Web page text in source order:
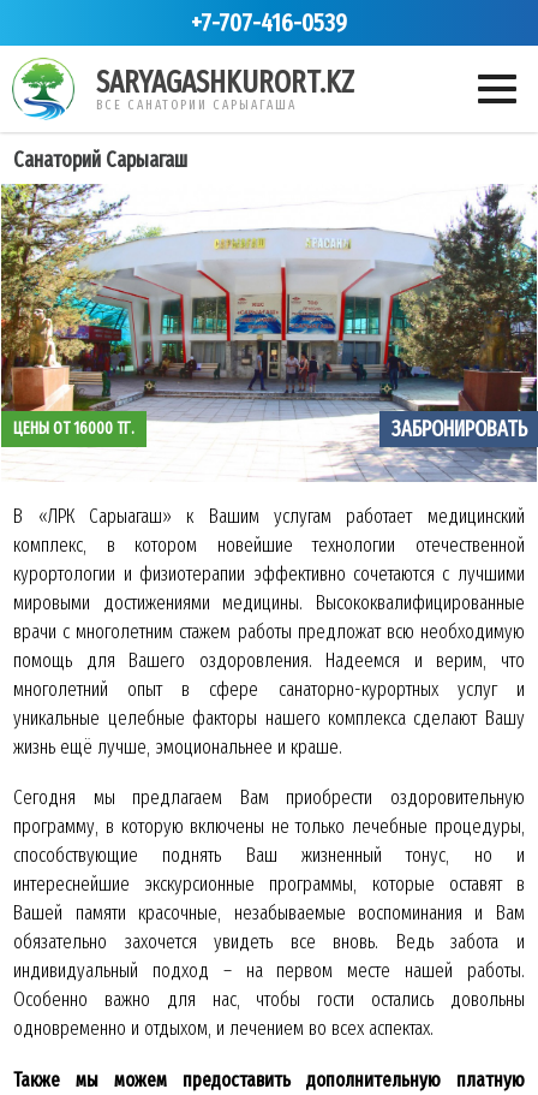
+7-707-416-0539
SARYAGASHKURORT.KZ
ВСЕ САНАТОРИИ САРЫАГАША
Cанаторий Сарыагаш
ЦЕНЫ ОТ 16000 ТГ. ЗАБРОНИРОВАТЬ
В «ЛРК Сарыагаш» к Вашим услугам работает медицинский
комплекс, в котором новейшие технологии отечественной
курортологии и физиотерапии эффективно сочетаются с лучшими
мировыми достижениями медицины. Высококвалифицированные
врачи с многолетним стажем работы предложат всю необходимую
помощь для Вашего оздоровления. Надеемся и верим, что
многолетний опыт в сфере санаторно-курортных услуг и
уникальные целебные факторы нашего комплекса сделают Вашу
жизнь ещё лучше, эмоциональнее и краше.
Сегодня мы предлагаем Вам приобрести оздоровительную
программу, в которую включены не только лечебные процедуры,
способствующие поднять Ваш жизненный тонус, но и
интереснейшие экскурсионные программы, которые оставят в
Вашей памяти красочные, незабываемые воспоминания и Вам
обязательно захочется увидеть все вновь. Ведь забота и
индивидуальный подход – на первом месте нашей работы.
Особенно важно для нас, чтобы гости остались довольны
одновременно и отдыхом, и лечением во всех аспектах.
Также мы можем предоставить дополнительную платную